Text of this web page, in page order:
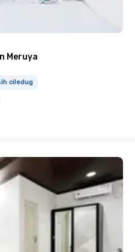
Meruya
ciledug